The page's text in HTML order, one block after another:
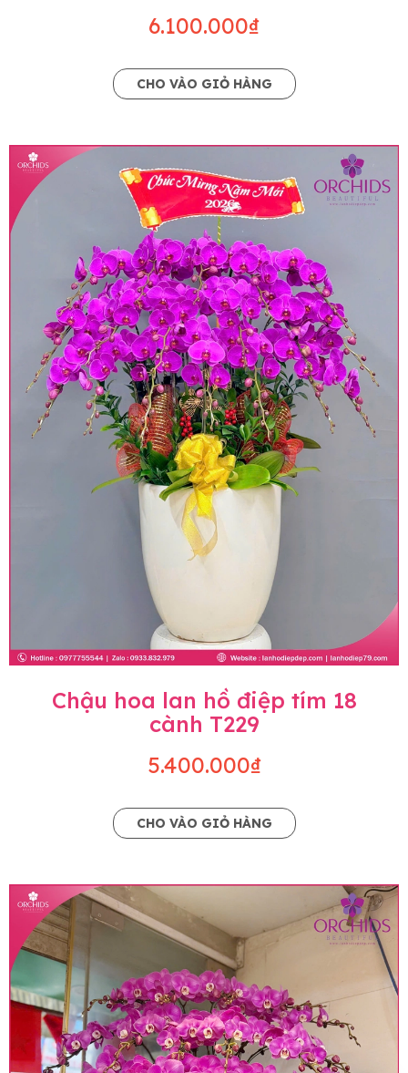
6.100.000₫
CHO VÀO GIỎ HÀNG
Chậu hoa lan hồ điệp tím 18
cành T229
5.400.000₫
CHO VÀO GIỎ HÀNG